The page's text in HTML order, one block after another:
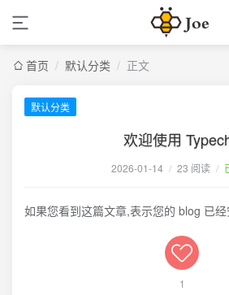
首页 / 默认分类 / 正文
默认分类
欢迎使用
2026-01-14 / 23 阅读 /
如果您看到这篇文章,表示您的 blog 已
1